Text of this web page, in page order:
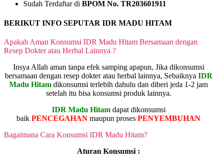
Sudah Terdaftar di BPOM No. TR203601911
BERIKUT INFO SEPUTAR IDR MADU HITAM
Apakah Aman Konsumsi IDR Madu Hitam Bersamaan dengan
Resep Dokter atau Herbal Lainnya ?
Insya Allah aman tanpa efek samping apapun, Jika dikonsumsi
bersamaan dengan resep dokter atau herbal lainnya, Sebaiknya IDR
Madu Hitam dikonsumsi terlebih dahulu dan diberi jeda 1-2 jam
setelah itu bisa konsumsi produk lainnya.
IDR Madu Hitamdapat dikonsumsi
baik PENCEGAHAN maupun proses PENYEMBUHAN
Bagaimana Cara Konsumsi IDR Madu Hitam?
Aturan Konsumsi :